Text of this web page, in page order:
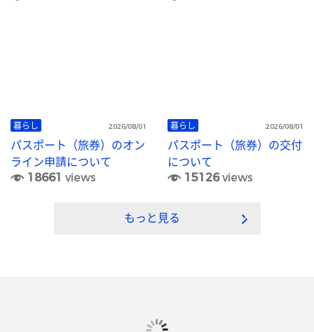
暮らし 2026/08/01
パスポート（旅券）のオン
ライン申請について
18661 views
暮らし 2026/08/01
パスポート（旅券）の交付
について
15126views
もっと見る